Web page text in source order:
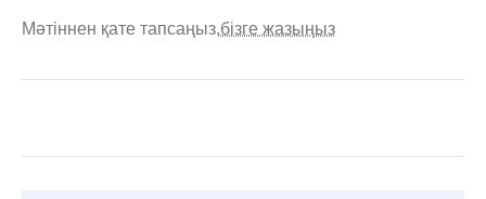
Мәтіннен қате тапсаңыз,бізге жазыңыз